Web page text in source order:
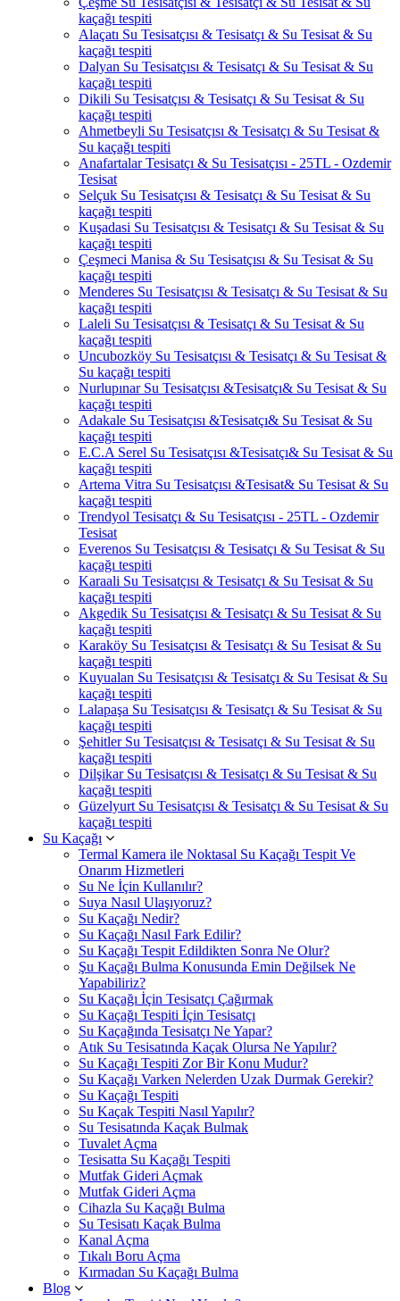
kaçağı tespiti
Alaçatı Su Tesisatçısı & Tesisatçı & Su Tesisat & Su
kaçağı tespiti
Dalyan Su Tesisatçısı & Tesisatçı & Su Tesisat & Su
kaçağı tespiti
Dikili Su Tesisatçısı & Tesisatçı & Su Tesisat & Su
kaçağı tespiti
Ahmetbeyli Su Tesisatçısı & Tesisatçı & Su Tesisat &
Su kaçağı tespiti
Anafartalar Tesisatçı & Su Tesisatçısı - 25TL - Ozdemir
Tesisat
Selçuk Su Tesisatçısı & Tesisatçı & Su Tesisat & Su
kaçağı tespiti
Kuşadasi Su Tesisatçısı & Tesisatçı & Su Tesisat & Su
kaçağı tespiti
Çeşmeci Manisa & Su Tesisatçısı & Su Tesisat & Su
kaçağı tespiti
Menderes Su Tesisatçısı & Tesisatçı & Su Tesisat & Su
kaçağı tespiti
Laleli Su Tesisatçısı & Tesisatçı & Su Tesisat & Su
kaçağı tespiti
Uncubozköy Su Tesisatçısı & Tesisatçı & Su Tesisat &
Su kaçağı tespiti
Nurlupınar Su Tesisatçısı &Tesisatçı& Su Tesisat & Su
kaçağı tespiti
Adakale Su Tesisatçısı &Tesisatçı& Su Tesisat & Su
kaçağı tespiti
E.C.A Serel Su Tesisatçısı &Tesisatçı& Su Tesisat & Su
kaçağı tespiti
Artema Vitra Su Tesisatçısı &Tesisat& Su Tesisat & Su
kaçağı tespiti
Trendyol Tesisatçı & Su Tesisatçısı - 25TL - Ozdemir
Tesisat
Everenos Su Tesisatçısı & Tesisatçı & Su Tesisat & Su
kaçağı tespiti
Karaali Su Tesisatçısı & Tesisatçı & Su Tesisat & Su
kaçağı tespiti
Akgedik Su Tesisatçısı & Tesisatçı & Su Tesisat & Su
kaçağı tespiti
Karaköy Su Tesisatçısı & Tesisatçı & Su Tesisat & Su
kaçağı tespiti
Kuyualan Su Tesisatçısı & Tesisatçı & Su Tesisat & Su
kaçağı tespiti
Lalapaşa Su Tesisatçısı & Tesisatçı & Su Tesisat & Su
kaçağı tespiti
Şehitler Su Tesisatçısı & Tesisatçı & Su Tesisat & Su
kaçağı tespiti
Dilşikar Su Tesisatçısı & Tesisatçı & Su Tesisat & Su
kaçağı tespiti
Güzelyurt Su Tesisatçısı & Tesisatçı & Su Tesisat & Su
kaçağı tespiti
Su Kaçağı
Termal Kamera ile Noktasal Su Kaçağı Tespit Ve
Onarım Hizmetleri
Su Ne İçin Kullanılır?
Suya Nasıl Ulaşıyoruz?
Su Kaçağı Nedir?
Su Kaçağı Nasıl Fark Edilir?
Su Kaçağı Tespit Edildikten Sonra Ne Olur?
Şu Kaçağı Bulma Konusunda Emin Değilsek Ne
Yapabiliriz?
Su Kaçağı İçin Tesisatçı Çağırmak
Su Kaçağı Tespiti İçin Tesisatçı
Su Kaçağında Tesisatçı Ne Yapar?
Atık Su Tesisatında Kaçak Olursa Ne Yapılır?
Su Kaçağı Tespiti Zor Bir Konu Mudur?
Su Kaçağı Varken Nelerden Uzak Durmak Gerekir?
Su Kaçağı Tespiti
Su Kaçak Tespiti Nasıl Yapılır?
Su Tesisatında Kaçak Bulmak
Tuvalet Açma
Tesisatta Su Kaçağı Tespiti
Mutfak Gideri Açmak
Mutfak Gideri Açma
Cihazla Su Kaçağı Bulma
Su Tesisatı Kaçak Bulma
Kanal Açma
Tıkalı Boru Açma
Kırmadan Su Kaçağı Bulma
Blog